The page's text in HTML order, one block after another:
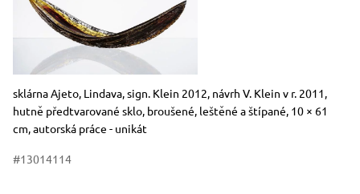
Rozměry
Stručný popis předmětu
sklárna Ajeto, Lindava, sign. Klein 2012, návrh V. Klein v r. 2011,
hutně předtvarované sklo, broušené, leštěné a štípané, 10 × 61
cm, autorská práce - unikát
#13014114